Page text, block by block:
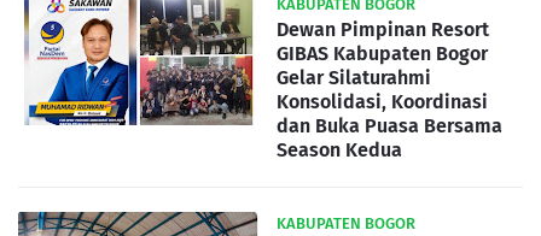
KABUPATEN BOGOR
Dewan Pimpinan Resort
GIBAS Kabupaten Bogor
Gelar Silaturahmi
Konsolidasi, Koordinasi
dan Buka Puasa Bersama
Season Kedua
KABUPATEN BOGOR